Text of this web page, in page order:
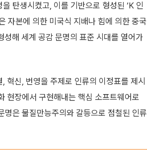
탄생시켰고, 이를 기반으로 형성된 ‘K 인
자본에 의한 미국식 지배나 힘에 의한 중국
성해 세계 공감 문명의 표준 시대를 열어가
혁신, 번영을 주제로 인류의 이정표를 제시
현장에서 구현해내는 핵심 소프트웨어로
은 물질만능주의와 갈등으로 점철된 인류